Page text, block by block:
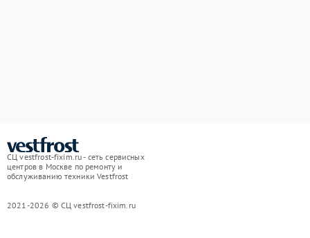
СЦ vestfrost-fixim.ru - сеть сервисных
центров в Москве по ремонту и
обслуживанию техники Vestfrost
2021-2026 © СЦ vestfrost-fixim.ru